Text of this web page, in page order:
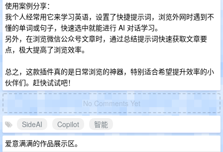
使用案例分享：
我个人经常用它来学习英语，设置了快捷提示词，浏览外网时遇到不
懂的单词或句子，快速选中就能进行 AI 对话学习。
另外，在浏览微信公众号文章时，通过总结提示词快速获取文章要
点，极大提高了浏览效率。
总之，这款插件真的是日常浏览的神器，特别适合希望提升效率的小
伙伴们。赶快试试吧！
No Comments Yet
SideAI Copilot
智能
爱意满满的作品展示区。